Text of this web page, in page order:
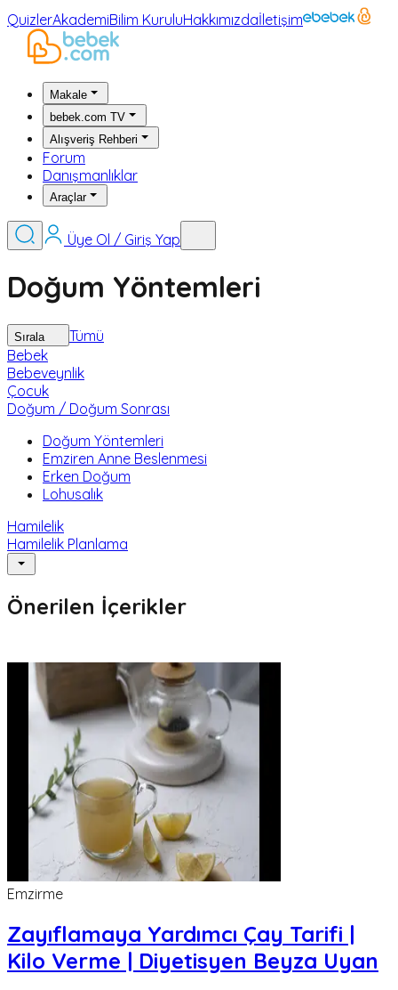
QuizlerAkademiBilim KuruluHakkımızdaİletişim
Makale
bebek.com TV
Alışveriş Rehberi
Forum
Danışmanlıklar
Araçlar
Üye Ol / Giriş Yap
Doğum Yöntemleri
Sırala
Tümü
Bebek
Bebeveynlik
Çocuk
Doğum / Doğum Sonrası
Doğum Yöntemleri
Emziren Anne Beslenmesi
Erken Doğum
Lohusalık
Hamilelik
Hamilelik Planlama
Önerilen İçerikler
Emzirme
Zayıflamaya Yardımcı Çay Tarifi |
Kilo Verme | Diyetisyen Beyza Uyan